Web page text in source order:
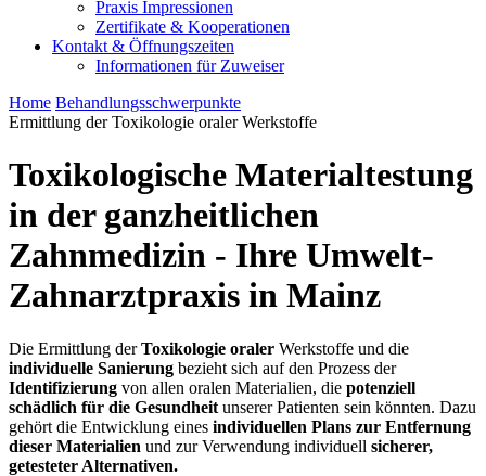
Praxis Impressionen
Zertifikate & Kooperationen
Kontakt & Öffnungszeiten
Informationen für Zuweiser
Home Behandlungsschwerpunkte
Ermittlung der Toxikologie oraler Werkstoffe
Toxikologische Materialtestung
in der ganzheitlichen
Zahnmedizin - Ihre Umwelt-
Zahnarztpraxis in Mainz
Die Ermittlung derToxikologie oraler Werkstoffe und die
individuelle Sanierung bezieht sich auf den Prozess der
Identifizierung von allen oralen Materialien, die potenziell
schädlich für die Gesundheit unserer Patienten sein könnten. Dazu
gehört die Entwicklung eines individuellen Plans zur Entfernung
dieser Materialien und zur Verwendung individuell sicherer,
getesteter Alternativen.